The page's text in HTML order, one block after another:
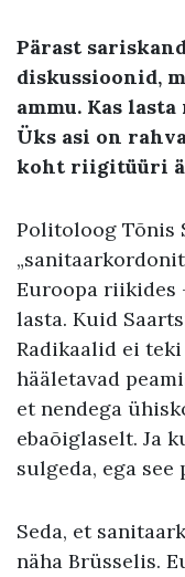
Pärast
diskussioonid,
ammu. Kas
Üks asi on
koht riigitüüri
Politoloog Tõnis
Euroopa riikides
lasta. Kuid
Radikaalid ei
hääletavad
et nendega
ebaõiglaselt. Ja
sulgeda, ega see
Seda, et
näha Brüsselis.